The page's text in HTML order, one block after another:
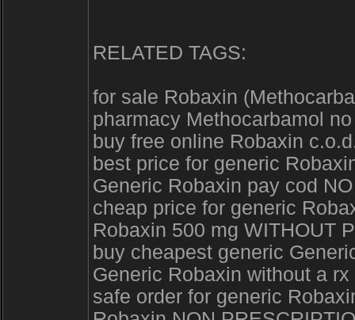
RELATED TAGS:
for sale Robaxin
pharmacy Methocarbamol
buy free online Robaxin
best price for generic
Generic Robaxin pay cod
cheap price for generic
Robaxin 500 mg WITHOUT
buy cheapest generic
Generic Robaxin without a
safe order for generic